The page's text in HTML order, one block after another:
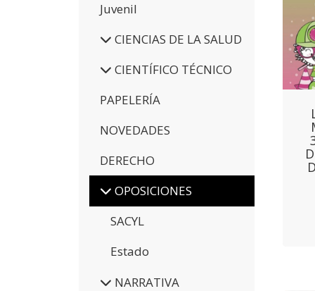
Juvenil
CIENCIAS DE LA SALUD
CIENTÍFICO TÉCNICO
PAPELERÍA
NOVEDADES
DERECHO
OPOSICIONES
SACYL
Estado
NARRATIVA